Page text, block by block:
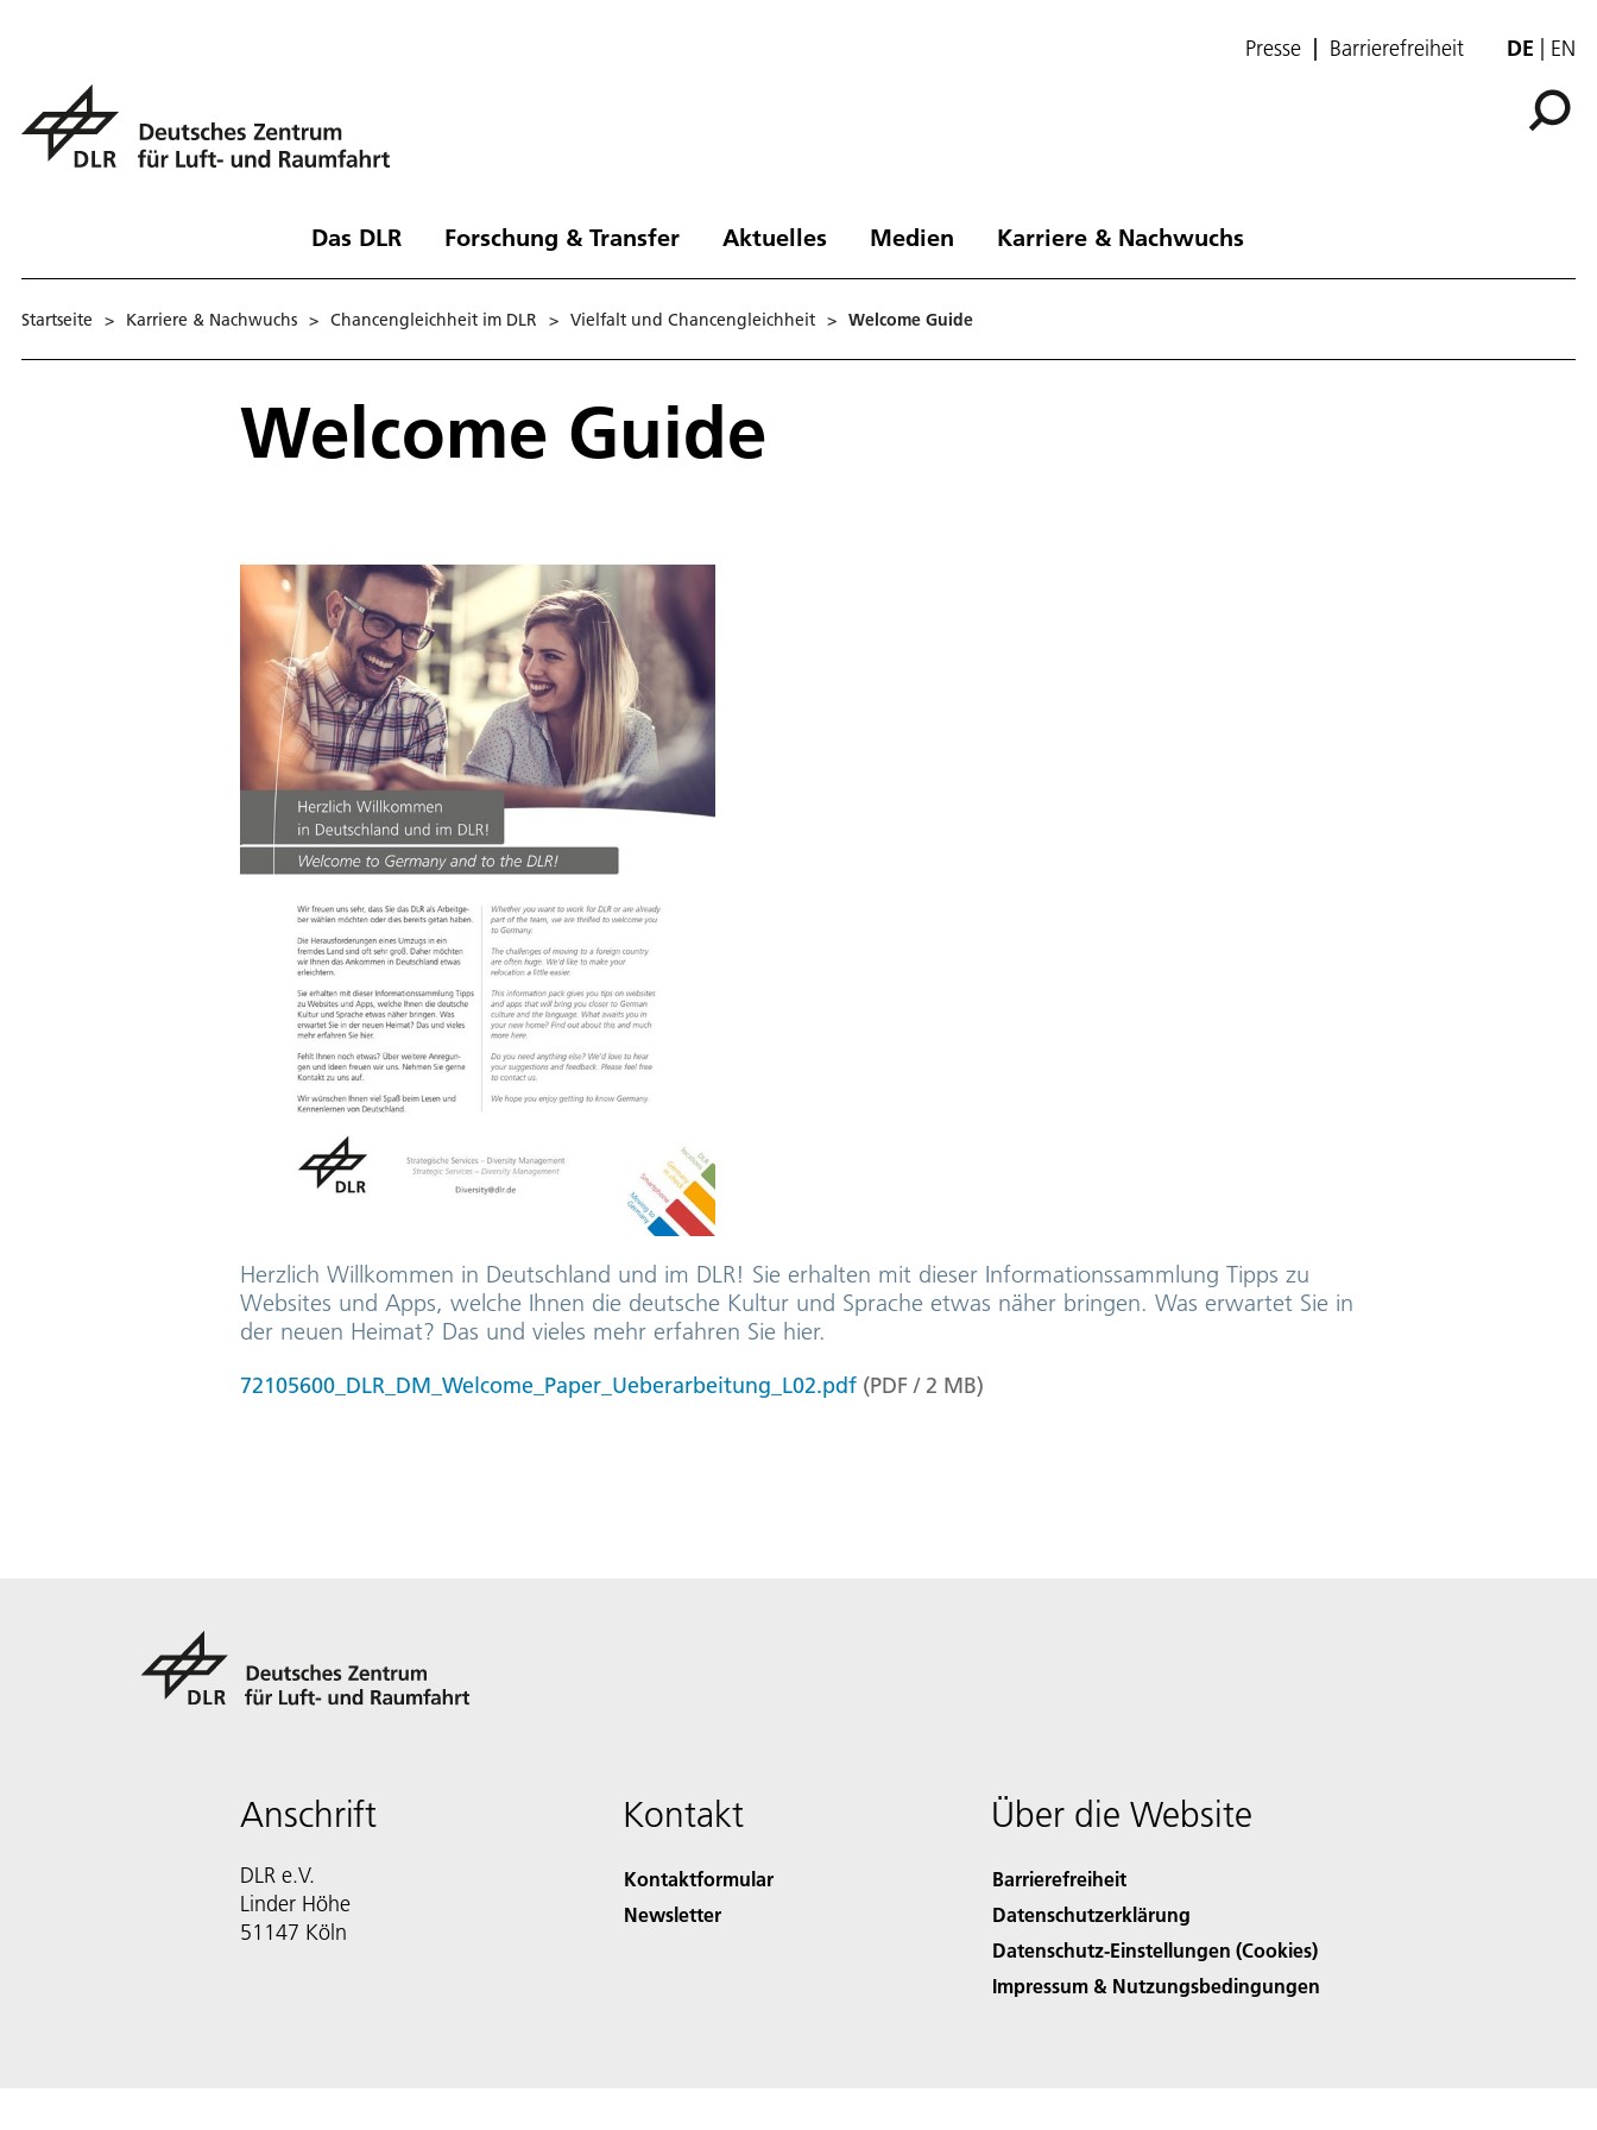
Presse Barrierefreiheit DE EN
Das DLR Forschung & Transfer Aktuelles Medien Karriere & Nachwuchs
Startseite > Karriere & Nachwuchs > Chancengleichheit im DLR > Vielfalt und Chancengleichheit > Welcome Guide
Welcome Guide
Herzlich Willkommen in Deutschland und im DLR! Sie erhalten mit dieser Informationssammlung Tipps zu
Websites und Apps, welche Ihnen die deutsche Kultur und Sprache etwas näher bringen. Was erwartet Sie in
der neuen Heimat? Das und vieles mehr erfahren Sie hier.
72105600_DLR_DM_Welcome_Paper_Ueberarbeitung_L02.pdf (PDF / 2 MB)
Anschrift
DLR e.V.
Linder Höhe
51147 Köln
Kontakt
Kontaktformular
Newsletter
Über die Website
Barrierefreiheit
Datenschutzerklärung
Datenschutz-Einstellungen (Cookies)
Impressum & Nutzungsbedingungen